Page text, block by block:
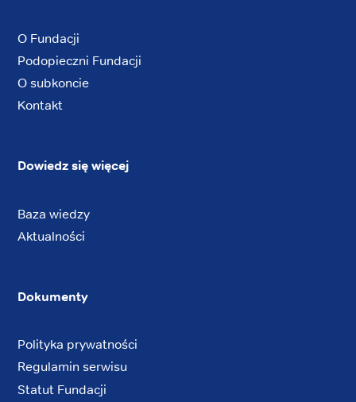
O Fundacji
Podopieczni Fundacji
O subkoncie
Kontakt
Dowiedz się więcej
Baza wiedzy
Aktualności
Dokumenty
Polityka prywatności
Regulamin serwisu
Statut Fundacji